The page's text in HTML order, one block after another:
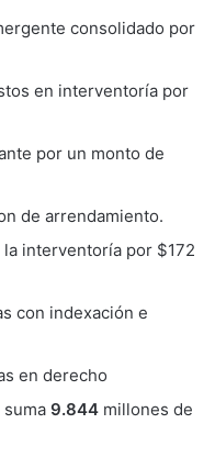
consolidado por
en interventoría por
por un monto de
de arrendamiento.
interventoría por $172
con indexación e
en derecho
9.844 millones de